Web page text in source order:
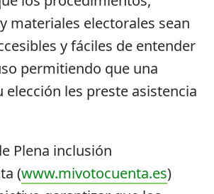
materiales electorales sean
y fáciles de entender
permitiendo que una
elección les preste asistencia
Plena inclusión
(www.mivotocuenta.es)